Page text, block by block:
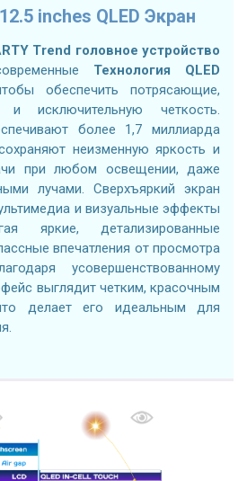
inches QLED Экран
Trend головное устройство
Технология QLED
обеспечить потрясающие,
и исключительную четкость.
более 1,7 миллиарда
неизменную яркость и
при любом освещении, даже
лучами. Сверхъяркий экран
и визуальные эффекты
яркие, детализированные
впечатления от просмотра
усовершенствованному
выглядит четким, красочным
делает его идеальным для